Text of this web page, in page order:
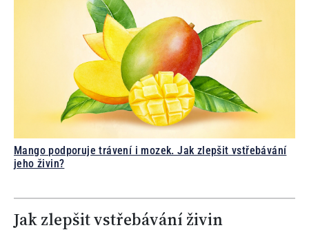
Mango podporuje trávení i mozek. Jak zlepšit vstřebávání
jeho živin?
Jak zlepšit vstřebávání živin